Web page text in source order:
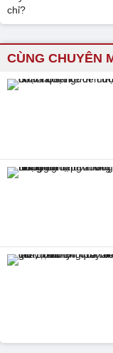
CÙNG CHUYÊN